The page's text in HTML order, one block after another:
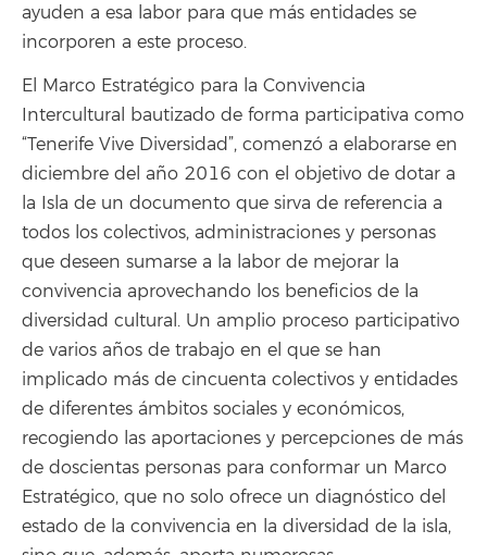
ayuden a esa labor para que más entidades se
incorporen a este proceso.
El Marco Estratégico para la Convivencia
Intercultural bautizado de forma participativa como
“Tenerife Vive Diversidad”, comenzó a elaborarse en
diciembre del año 2016 con el objetivo de dotar a
la Isla de un documento que sirva de referencia a
todos los colectivos, administraciones y personas
que deseen sumarse a la labor de mejorar la
convivencia aprovechando los beneficios de la
diversidad cultural. Un amplio proceso participativo
de varios años de trabajo en el que se han
implicado más de cincuenta colectivos y entidades
de diferentes ámbitos sociales y económicos,
recogiendo las aportaciones y percepciones de más
de doscientas personas para conformar un Marco
Estratégico, que no solo ofrece un diagnóstico del
estado de la convivencia en la diversidad de la isla,